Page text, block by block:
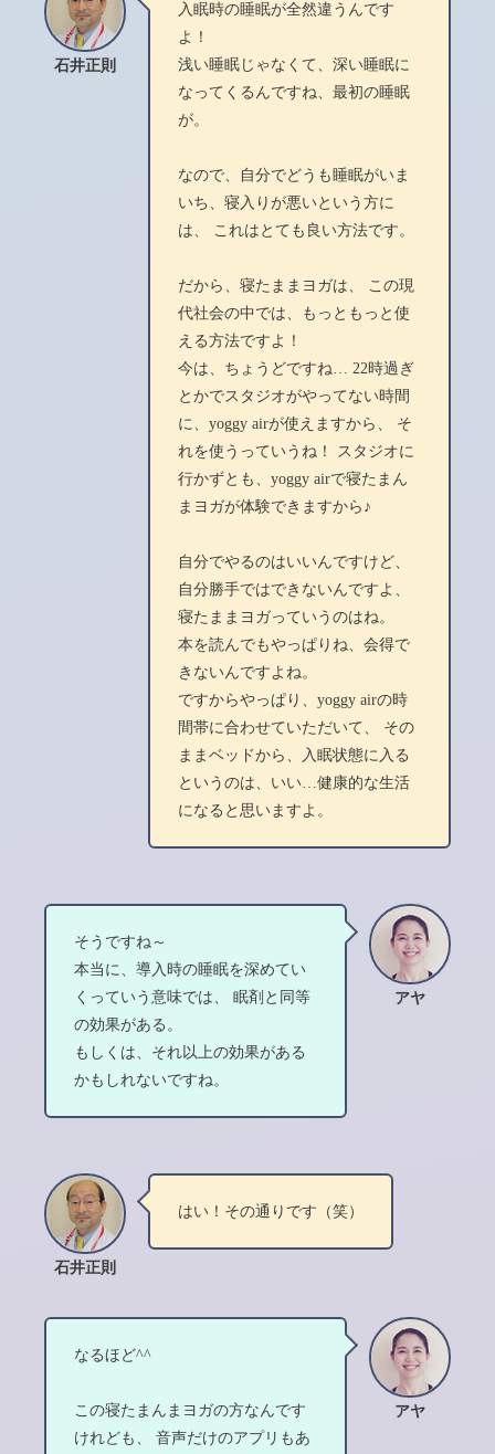
石井正則
入眠時の睡眠が全然違うんです
よ！
浅い睡眠じゃなくて、深い睡眠に
なってくるんですね、最初の睡眠
が。
なので、自分でどうも睡眠がいま
いち、寝入りが悪いという方に
は、 これはとても良い方法です。
だから、寝たままヨガは、 この現
代社会の中では、もっともっと使
える方法ですよ！
今は、ちょうどですね… 22時過ぎ
とかでスタジオがやってない時間
に、yoggy airが使えますから、 そ
れを使うっていうね！ スタジオに
行かずとも、yoggy airで寝たまん
まヨガが体験できますから♪
自分でやるのはいいんですけど、
自分勝手ではできないんですよ、
寝たままヨガっていうのはね。
本を読んでもやっぱりね、会得で
きないんですよね。
ですからやっぱり、yoggy airの時
間帯に合わせていただいて、 その
ままベッドから、入眠状態に入る
というのは、いい…健康的な生活
になると思いますよ。
アヤ
そうですね～
本当に、導入時の睡眠を深めてい
くっていう意味では、 眠剤と同等
の効果がある。
もしくは、それ以上の効果がある
かもしれないですね。
石井正則
はい！その通りです（笑）
アヤ
なるほど^^
この寝たまんまヨガの方なんです
けれども、 音声だけのアプリもあ